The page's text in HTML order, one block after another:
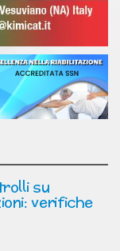
su
verifiche